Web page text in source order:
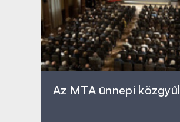
Az MTA ünnepi